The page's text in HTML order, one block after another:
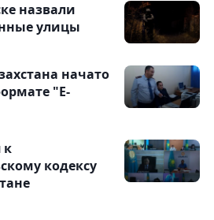
назвали
улицы
начато
"Е-
к
кодексу